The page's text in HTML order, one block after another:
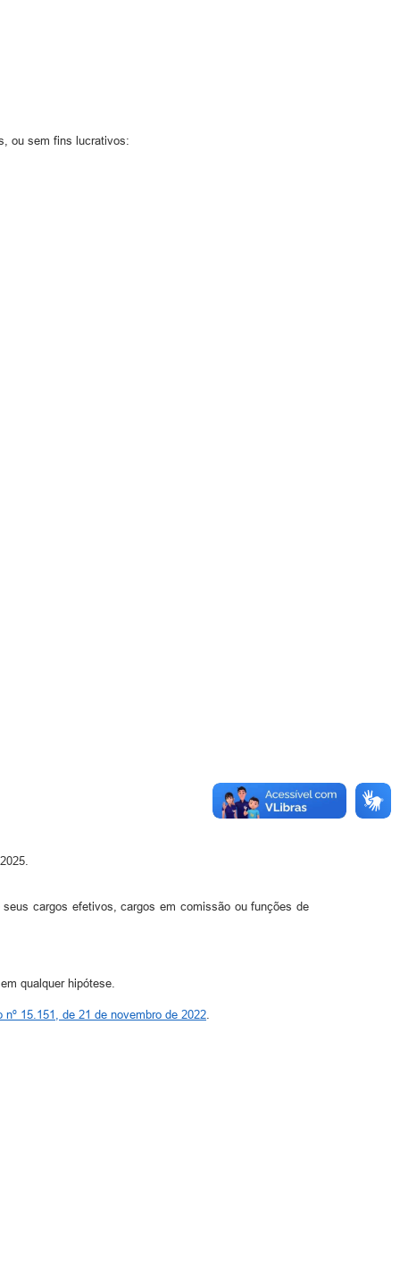
ou sem fins lucrativos:
cargos efetivos, cargos em comissão ou funções de
qualquer hipótese.
nº 15.151, de 21 de novembro de 2022